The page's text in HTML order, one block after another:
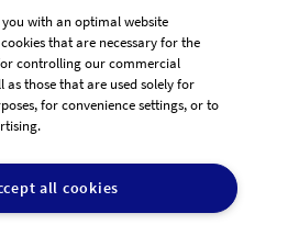
Impressum
with an optimal website
that are necessary for the
controlling our commercial
as those that are used solely for
for convenience settings, or to
all cookies